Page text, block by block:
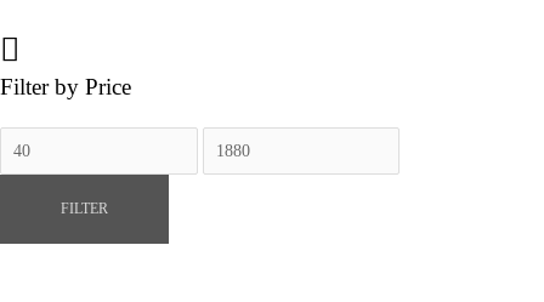
Filter by Price
Mindste
pris
Højeste
pris
FILTER